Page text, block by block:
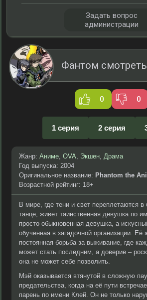
Фантом
0 0
1 серия 2 серия
Жанр: Аниме, OVA, Экшен, Драма
Год выпуска: 2004
Оригинальное название: Phantom the
Возрастной рейтинг: 18+
В мире, где тени и свет переплетаются в
танце, живет таинственная девушка по
просто обыкновенная девушка, а
обученная в загадочной организации. Её
постоянная борьба за выживание, где
может стать последним, а доверие –
она не может себе позволить.
Мэй оказывается втянутой в сложную
предательства, когда на её пути
парень по имени Клей. Он не только
Задать вопрос
администрации